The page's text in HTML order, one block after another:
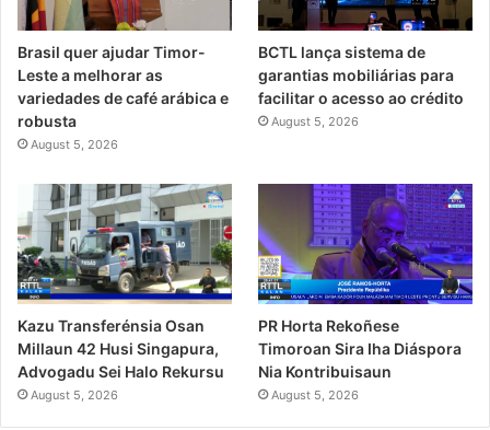
Brasil quer ajudar Timor-
Leste a melhorar as
variedades de café arábica e
robusta
August 5, 2026
BCTL lança sistema de
garantias mobiliárias para
facilitar o acesso ao crédito
August 5, 2026
Kazu Transferénsia Osan
Millaun 42 Husi Singapura,
Advogadu Sei Halo Rekursu
August 5, 2026
PR Horta Rekoñese
Timoroan Sira Iha Diáspora
Nia Kontribuisaun
August 5, 2026